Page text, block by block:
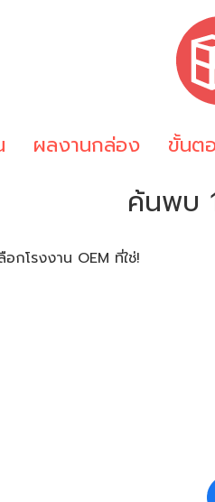
ผลงานกล่อง ขั้นต
ค้นพบ
กโรงงาน OEM ที่ใช่!